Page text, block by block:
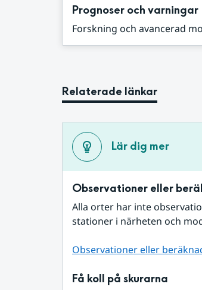
Prognoser och varningar
Forskning och avancerad
Relaterade länkar
Lär dig mer
Observationer eller
Alla orter har inte
stationer i närheten och
Observationer eller
Få koll på skurarna